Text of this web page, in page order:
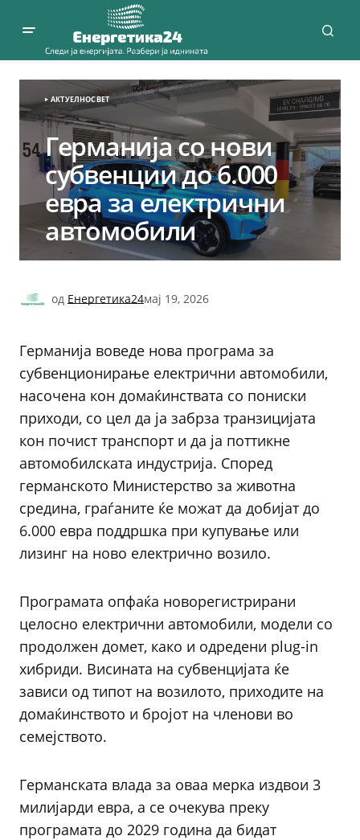
АКТУЕЛНОСВЕТ
Германија со нови
субвенции до 6.000
евра за електрични
автомобили
од Енергетика24мај 19, 2026
Германија воведе нова програма за
субвенционирање електрични автомобили,
насочена кон домаќинствата со пониски
приходи, со цел да ја забрза транзицијата
кон почист транспорт и да ја поттикне
автомобилската индустрија. Според
германското Министерство за животна
средина, граѓаните ќе можат да добијат до
6.000 евра поддршка при купување или
лизинг на ново електрично возило.
Програмата опфаќа новорегистрирани
целосно електрични автомобили, модели со
продолжен домет, како и одредени plug-in
хибриди. Висината на субвенцијата ќе
зависи од типот на возилото, приходите на
домаќинството и бројот на членови во
семејството.
Германската влада за оваа мерка издвои 3
милијарди евра, а се очекува преку
програмата до 2029 година да бидат